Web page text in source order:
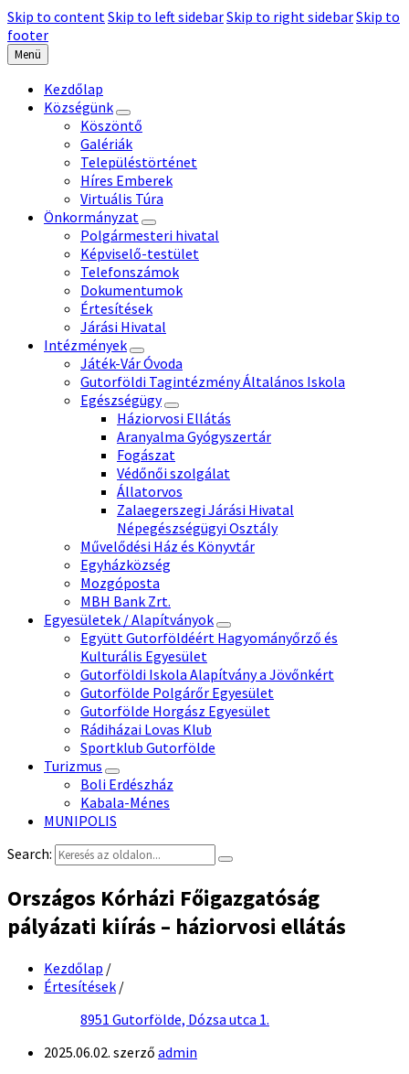
Skip to contentSkip to left sidebarSkip to right sidebarSkip to
footer
Menü
Kezdőlap
Községünk
Köszöntő
Galériák
Településtörténet
Híres Emberek
Virtuális Túra
Önkormányzat
Polgármesteri hivatal
Képviselő-testület
Telefonszámok
Dokumentumok
Értesítések
Járási Hivatal
Intézmények
Játék-Vár Óvoda
Gutorföldi Tagintézmény Általános Iskola
Egészségügy
Háziorvosi Ellátás
Aranyalma Gyógyszertár
Fogászat
Védőnői szolgálat
Állatorvos
Zalaegerszegi Járási Hivatal
Népegészségügyi Osztály
Művelődési Ház és Könyvtár
Egyházközség
Mozgóposta
MBH Bank Zrt.
Egyesületek / Alapítványok
Együtt Gutorföldéért Hagyományőrző és
Kulturális Egyesület
Gutorföldi Iskola Alapítvány a Jövőnkért
Gutorfölde Polgárőr Egyesület
Gutorfölde Horgász Egyesület
Rádiházai Lovas Klub
Sportklub Gutorfölde
Turizmus
Boli Erdészház
Kabala-Ménes
MUNIPOLIS
Search:
Országos Kórházi Főigazgatóság
pályázati kiírás – háziorvosi ellátás
Kezdőlap /
Értesítések /
8951 Gutorfölde, Dózsa utca 1.
2025.06.02. szerző admin